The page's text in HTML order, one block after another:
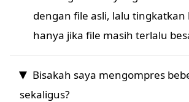
dengan file asli, lalu tingkatkan
hanya jika file masih terlalu
Bisakah saya mengompres
sekaligus?